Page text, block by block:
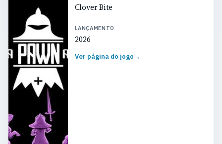
Clover Bite
LANÇAMENTO
2026
Ver página do jogo→